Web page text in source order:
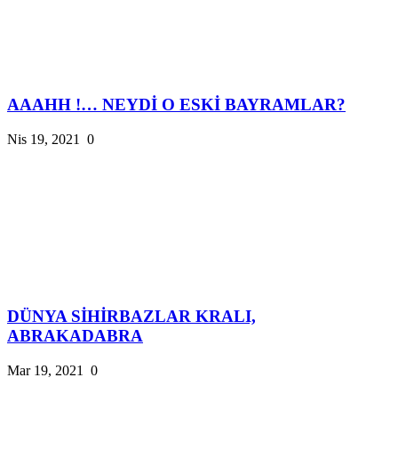
AAAHH !… NEYDİ O ESKİ BAYRAMLAR?
Nis 19, 2021 0
DÜNYA SİHİRBAZLAR KRALI,
ABRAKADABRA
Mar 19, 2021 0